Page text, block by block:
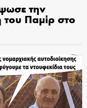
την
του Παμίρ στο